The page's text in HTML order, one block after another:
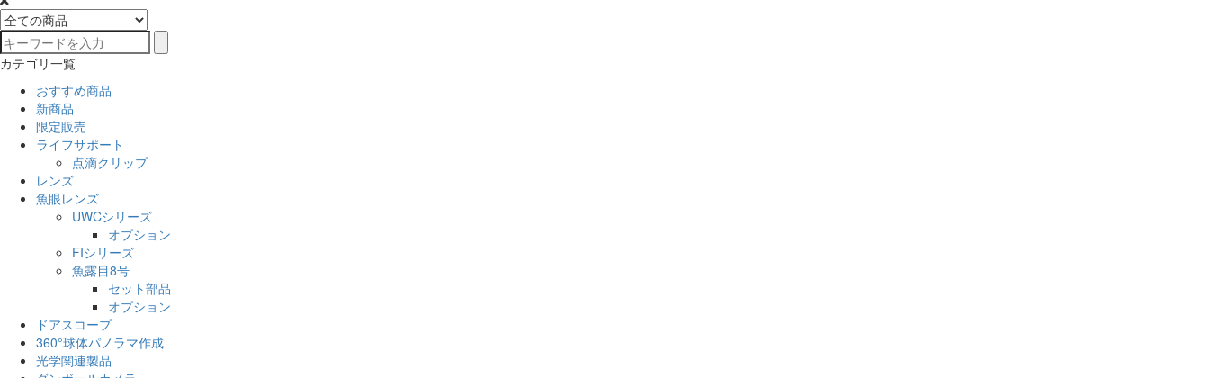
カテゴリ一覧
おすすめ商品
新商品
限定販売
ライフサポート
点滴クリップ
レンズ
魚眼レンズ
UWCシリーズ
オプション
FIシリーズ
魚露目8号
セット部品
オプション
ドアスコープ
360°球体パノラマ作成
光学関連製品